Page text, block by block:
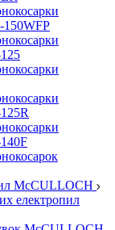
McCULLOCH
електропил